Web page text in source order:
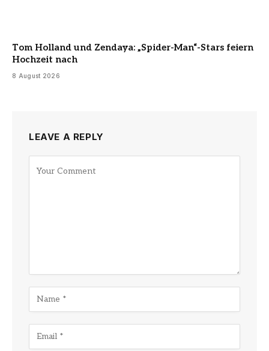
Tom Holland und Zendaya: „Spider-Man“-Stars feiern
Hochzeit nach
8 August 2026
LEAVE A REPLY